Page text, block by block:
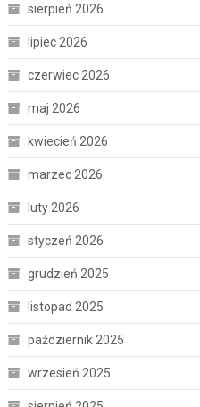
sierpień 2026
lipiec 2026
czerwiec 2026
maj 2026
kwiecień 2026
marzec 2026
luty 2026
styczeń 2026
grudzień 2025
listopad 2025
październik 2025
wrzesień 2025